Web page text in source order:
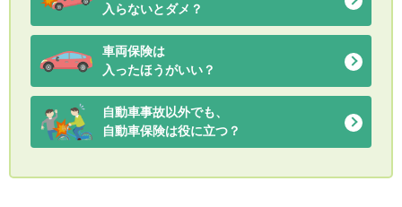
入らないとダメ？
車両保険は
入ったほうがいい？
自動車事故以外でも、
自動車保険は役に立つ？